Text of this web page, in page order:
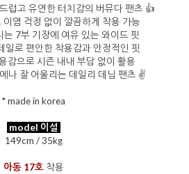
럽고 유연한 터치감의 버뮤다 팬츠 👍
염 걱정 없이 깔끔하게 착용 가능
는 7부 기장에 여유 있는 와이드 핏
일로 편안한 착용감과 안정적인 핏
감으로 시즌 내내 부담 없이 활용
나 잘 어울리는 데일리 데님 팬츠 ✌️
* made in korea
model 이설
149cm / 35kg
아동 17호착용